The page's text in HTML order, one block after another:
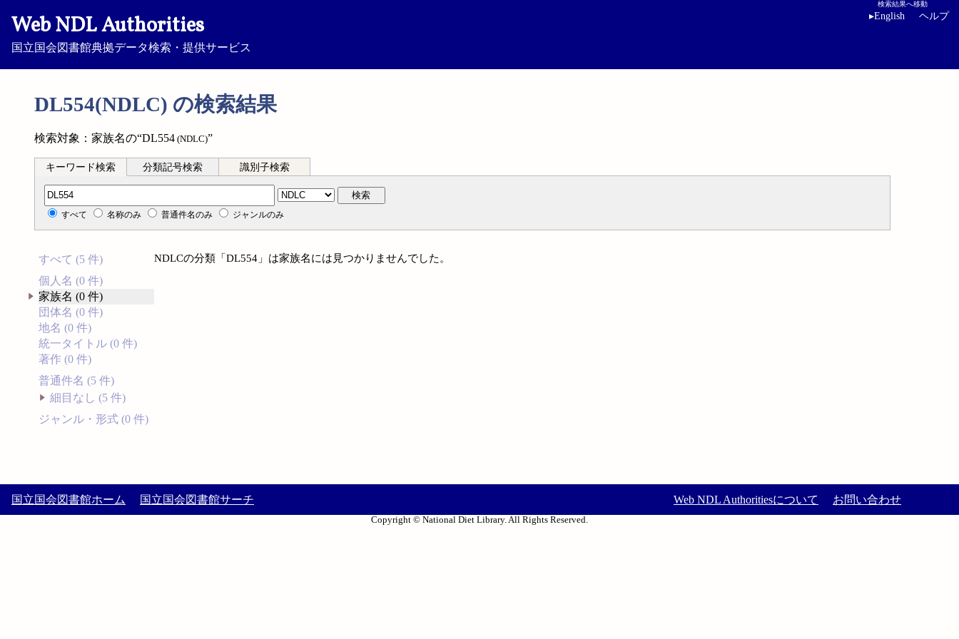
Web NDL Authorities
国立国会図書館典拠データ検索・提供サービス
検索結果へ移動
▸English ヘルプ
DL554(NDLC) の検索結果
検索対象：家族名の“DL554 (NDLC)”
キーワード検索 分類記号検索 識別子検索
分類記号検索 検索
すべて 名称のみ 普通件名のみ ジャンルのみ
すべて (5 件)
個人名 (0 件)
家族名 (0 件)
団体名 (0 件)
地名 (0 件)
統一タイトル (0 件)
著作 (0 件)
普通件名 (5 件)
細目なし (5 件)
ジャンル・形式 (0 件)
NDLCの分類「DL554」は家族名には見つかりませんでした。
国立国会図書館ホーム 国立国会図書館サーチ Web NDL Authoritiesについて お問い合わせ
Copyright © National Diet Library. All Rights Reserved.